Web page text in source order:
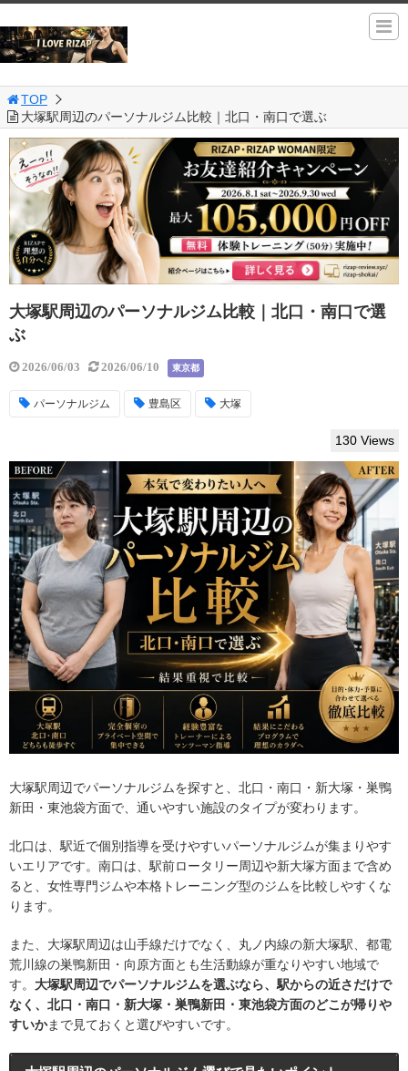
TOP
大塚駅周辺のパーソナルジム比較｜北口・南口で選ぶ
大塚駅周辺のパーソナルジム比較｜北口・南口で選
ぶ
2026/06/03 2026/06/10 東京都
パーソナルジム 豊島区 大塚
130 Views
大塚駅周辺でパーソナルジムを探すと、北口・南口・新大塚・巣鴨
新田・東池袋方面で、通いやすい施設のタイプが変わります。
北口は、駅近で個別指導を受けやすいパーソナルジムが集まりやす
いエリアです。南口は、駅前ロータリー周辺や新大塚方面まで含め
ると、女性専門ジムや本格トレーニング型のジムを比較しやすくな
ります。
また、大塚駅周辺は山手線だけでなく、丸ノ内線の新大塚駅、都電
荒川線の巣鴨新田・向原方面とも生活動線が重なりやすい地域で
す。 大塚駅周辺でパーソナルジムを選ぶなら、駅からの近さだけで
なく、北口・南口・新大塚・巣鴨新田・東池袋方面のどこが帰りや
すいかまで見ておくと選びやすいです。